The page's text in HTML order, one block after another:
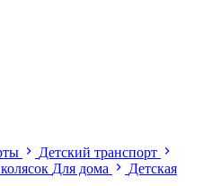
Детский транспорт
Для дома Детская